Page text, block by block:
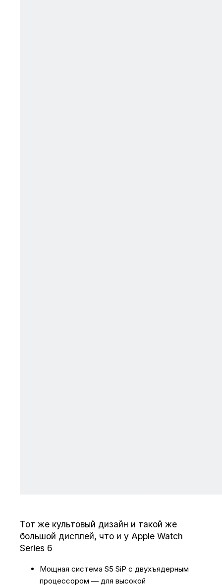
Тот же культовый дизайн и такой же
большой дисплей, что и у Apple Watch
Series 6
Мощная система S5 SiP с двухъядерным
процессором — для высокой